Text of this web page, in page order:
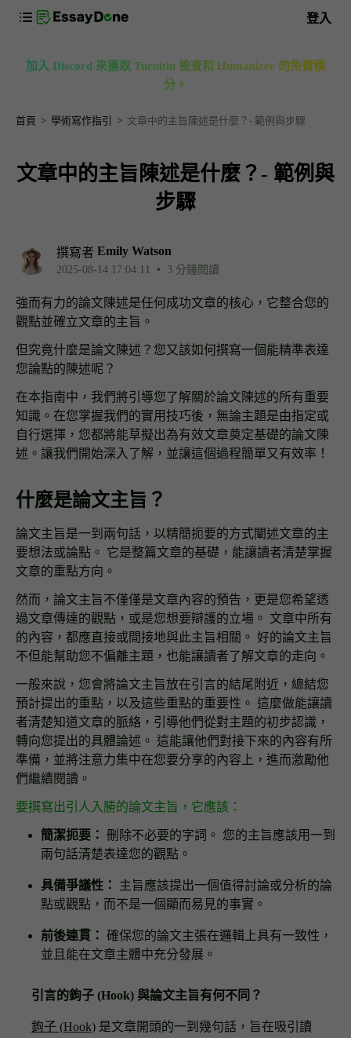
登入
加入 Discord 來獲取 Turnitin 檢查和 Humanizer 的免費積
分。
首頁 學術寫作指引 文章中的主旨陳述是什麼？- 範例與步驟
文章中的主旨陳述是什麼？- 範例與
步驟
撰寫者 Emily Watson
2025-08-14 17:04:11 • 3 分鐘閱讀
強而有力的論文陳述是任何成功文章的核心，它整合您的
觀點並確立文章的主旨。
但究竟什麼是論文陳述？您又該如何撰寫一個能精準表達
您論點的陳述呢？
在本指南中，我們將引導您了解關於論文陳述的所有重要
知識。在您掌握我們的實用技巧後，無論主題是由指定或
自行選擇，您都將能草擬出為有效文章奠定基礎的論文陳
述。讓我們開始深入了解，並讓這個過程簡單又有效率！
什麼是論文主旨？
論文主旨是一到兩句話，以精簡扼要的方式闡述文章的主
要想法或論點。 它是整篇文章的基礎，能讓讀者清楚掌握
文章的重點方向。
然而，論文主旨不僅僅是文章內容的預告，更是您希望透
過文章傳達的觀點，或是您想要辯護的立場。 文章中所有
的內容，都應直接或間接地與此主旨相關。 好的論文主旨
不但能幫助您不偏離主題，也能讓讀者了解文章的走向。
一般來說，您會將論文主旨放在引言的結尾附近，總結您
預計提出的重點，以及這些重點的重要性。 這麼做能讓讀
者清楚知道文章的脈絡，引導他們從對主題的初步認識，
轉向您提出的具體論述。 這能讓他們對接下來的內容有所
準備，並將注意力集中在您要分享的內容上，進而激勵他
們繼續閱讀。
要撰寫出引人入勝的論文主旨，它應該：
簡潔扼要： 刪除不必要的字詞。 您的主旨應該用一到
兩句話清楚表達您的觀點。
具備爭議性：
主旨應該提出一個值得討論或分析的論
點或觀點，而不是一個顯而易見的事實。
前後連貫： 確保您的論文主張在邏輯上具有一致性，
並且能在文章主體中充分發展。
引言的鉤子 (Hook) 與論文主旨有何不同？
鉤子 (Hook) 是文章開頭的一到幾句話，旨在吸引讀